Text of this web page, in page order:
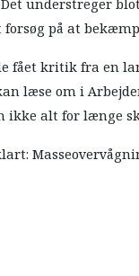
understreger
på at
fået kritik fra en
læse om i
ikke alt for længe